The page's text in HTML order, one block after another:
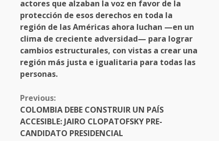
actores que alzaban la voz en favor de la
protección de esos derechos en toda la
región de las Américas ahora luchan —en un
clima de creciente adversidad— para lograr
cambios estructurales, con vistas a crear una
región más justa e igualitaria para todas las
personas.
CONTINUE
READING
Previous:
COLOMBIA DEBE CONSTRUIR UN PAÍS
ACCESIBLE: JAIRO CLOPATOFSKY PRE-
CANDIDATO PRESIDENCIAL